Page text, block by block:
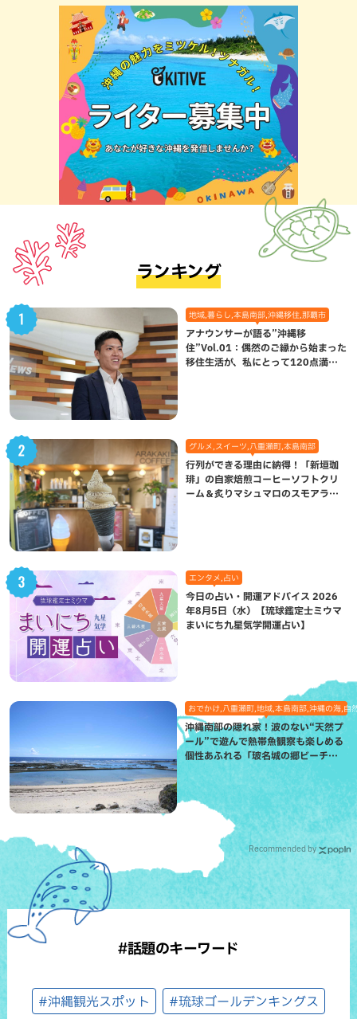
ランキング
地域,暮らし,本島南部,沖縄移住,那覇市
アナウンサーが語る”沖縄移
住”Vol.01：偶然のご縁から始まった
移住生活が、私にとって120点満点
グルメ,スイーツ,八重瀬町,本島南部
行列ができる理由に納得！「新垣珈
琲」の自家焙煎コーヒーソフトクリ
ーム＆炙りマシュマロのスモアラテ
エンタメ,占い
今日の占い・開運アドバイス 2026
年8月5日（水）【琉球鑑定士ミウマ
まいにち九星気学開運占い】
おでかけ,八重瀬町,地域,本島南部,沖縄の海,自
沖縄南部の隠れ家！波のない“天然プ
ール”で遊んで熱帯魚観察も楽しめる
個性あふれる「玻名城の郷ビーチ」
（八重瀬町）
Recommended by
#話題のキーワード
#沖縄観光スポット #琉球ゴールデンキングス